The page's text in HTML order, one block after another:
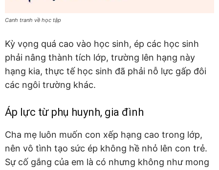
Canh tranh về học tập
Kỳ vọng quá cao vào học sinh, ép các học sinh
phải nâng thành tích lớp, trường lên hạng này
hạng kia, thực tế học sinh đã phải nỗ lực gấp đôi
các ngôi trường khác.
Áp lực từ phụ huynh, gia đình
Cha mẹ luôn muốn con xếp hạng cao trong lớp,
nên vô tình tạo sức ép không hề nhỏ lên con trẻ.
Sự cố gắng của em là có nhưng không như mong